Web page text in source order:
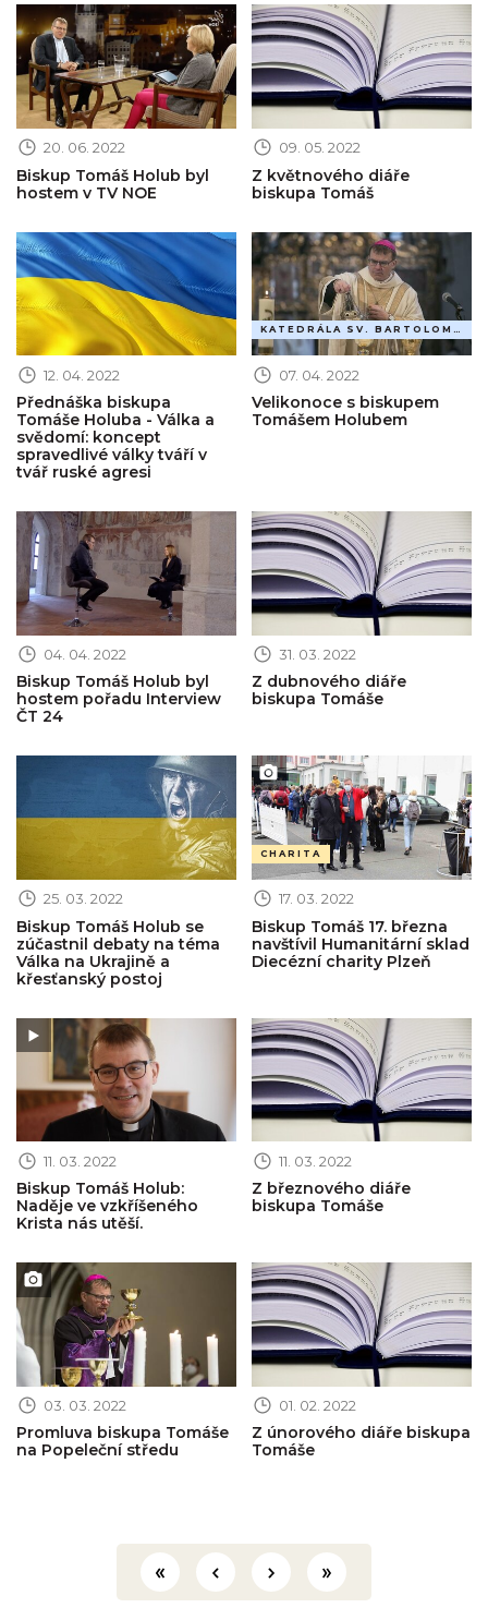
Obrázek novinky
20. 06. 2022
Biskup Tomáš Holub byl
hostem v TV NOE
Obrázek novinky
09. 05. 2022
Z květnového diáře
biskupa Tomáš
Obrázek novinky
12. 04. 2022
Přednáška biskupa
Tomáše Holuba - Válka a
svědomí: koncept
spravedlivé války tváří v
tvář ruské agresi
Obrázek novinky
KATEDRÁLA SV. BARTOLOMĚJE
07. 04. 2022
Velikonoce s biskupem
Tomášem Holubem
Obrázek novinky
04. 04. 2022
Biskup Tomáš Holub byl
hostem pořadu Interview
ČT 24
Obrázek novinky
31. 03. 2022
Z dubnového diáře
biskupa Tomáše
25. 03. 2022
Biskup Tomáš Holub se
zúčastnil debaty na téma
Válka na Ukrajině a
křesťanský postoj
Obrázek novinky
CHARITA
17. 03. 2022
Biskup Tomáš 17. března
navštívil Humanitární sklad
Diecézní charity Plzeň
Obrázek novinky
11. 03. 2022
Biskup Tomáš Holub:
Naděje ve vzkříšeného
Krista nás utěší.
Obrázek novinky
11. 03. 2022
Z březnového diáře
biskupa Tomáše
Obrázek novinky
03. 03. 2022
Promluva biskupa Tomáše
na Popeleční středu
Obrázek novinky
01. 02. 2022
Z únorového diáře biskupa
Tomáše